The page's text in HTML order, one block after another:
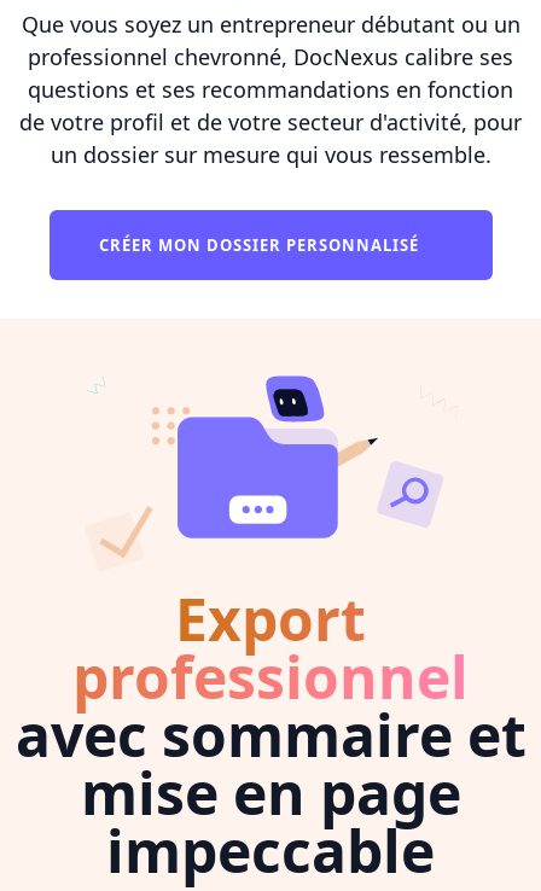
Que vous soyez un entrepreneur débutant ou un
professionnel chevronné, DocNexus calibre ses
questions et ses recommandations en fonction
de votre profil et de votre secteur d'activité, pour
un dossier sur mesure qui vous ressemble.
CRÉER MON DOSSIER PERSONNALISÉ
Export
professionnel
avec sommaire et
mise en page
impeccable